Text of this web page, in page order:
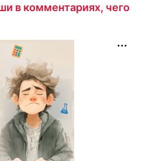
в комментариях, чего